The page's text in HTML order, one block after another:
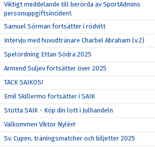
Viktigt meddelande till berörda av SportAdmins
personuppgiftsincident
Samuel Sörman fortsätter i rödvitt
Intervju med huvudtränare Charbel Abraham (v.2)
Spelordning Ettan Södra 2025
Armend Suljev fortsätter över 2025
TACK SAIKOS!
Emil Skillermo fortsätter i SAIK
Stötta SAIK - Köp din lott i Julhandeln
Välkommen Viktor Nylén!
Sv. Cupen, träningsmatcher och biljetter 2025